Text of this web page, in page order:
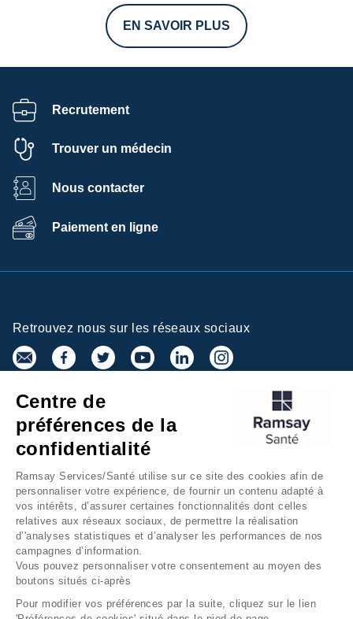
EN SAVOIR PLUS
Recrutement
Trouver un médecin
Nous contacter
Paiement en ligne
Retrouvez nous sur les réseaux sociaux
Inscrivez-vous à la newsletter
Groupe Ramsay Santé
Gestion des cookies
Accessibilité Numérique
Presse
Centre de
préférences de la
confidentialité
Ramsay Services/Santé utilise sur ce site des cookies afin de
personnaliser votre expérience, de fournir un contenu adapté à
vos intérêts, d’assurer certaines fonctionnalités dont celles
relatives aux réseaux sociaux, de permettre la réalisation
d’'analyses statistiques et d’analyser les performances de nos
campagnes d’information.
Vous pouvez personnaliser votre consentement au moyen des
boutons situés ci-après
Pour modifier vos préférences par la suite, cliquez sur le lien